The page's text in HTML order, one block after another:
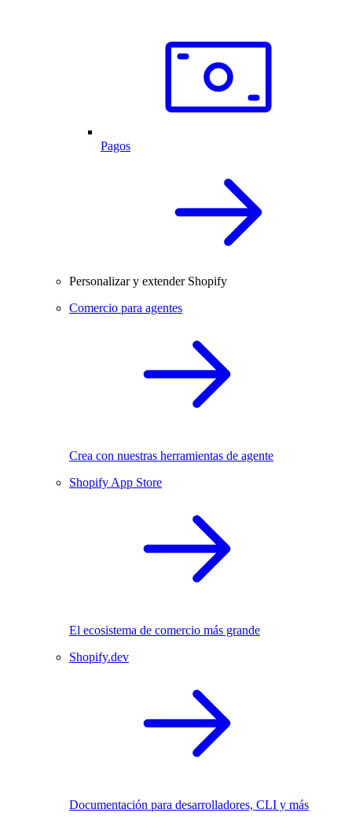
Pagos
Personalizar y extender Shopify
Comercio para agentes
Crea con nuestras herramientas de agente
Shopify App Store
El ecosistema de comercio más grande
Shopify.dev
Documentación para desarrolladores, CLI y más